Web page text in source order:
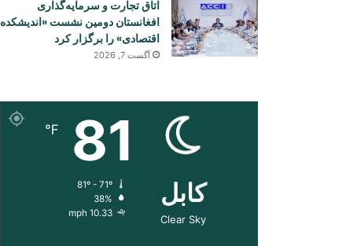
اتاق تجارت و سرمایه‌گذاری
افغانستان دومین نشست «اندیشکده
اقتصادی» را برگزار کرد
آگست 7, 2026
کابل
Clear Sky
81
℉
38%
10.33 mph